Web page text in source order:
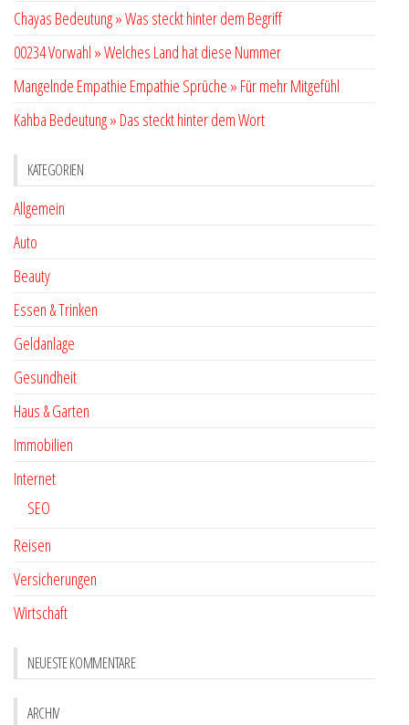
Chayas Bedeutung » Was steckt hinter dem Begriff
00234 Vorwahl » Welches Land hat diese Nummer
Mangelnde Empathie Empathie Sprüche » Für mehr Mitgefühl
Kahba Bedeutung » Das steckt hinter dem Wort
KATEGORIEN
Allgemein
Auto
Beauty
Essen & Trinken
Geldanlage
Gesundheit
Haus & Garten
Immobilien
Internet
SEO
Reisen
Versicherungen
Wirtschaft
NEUESTE KOMMENTARE
ARCHIV